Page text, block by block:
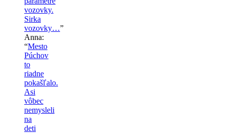
vozovky.
Sirka
vozovky…”
Anna:
“Mesto
Púchov
to
riadne
pokašľalo.
Asi
vôbec
nemysleli
na
deti